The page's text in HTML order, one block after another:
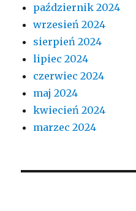
październik 2024
wrzesień 2024
sierpień 2024
lipiec 2024
czerwiec 2024
maj 2024
kwiecień 2024
marzec 2024